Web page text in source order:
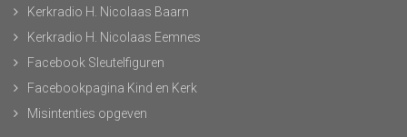
Kerkradio H. Nicolaas Baarn
Kerkradio H. Nicolaas Eemnes
Facebook Sleutelfiguren
Facebookpagina Kind en Kerk
Misintenties opgeven